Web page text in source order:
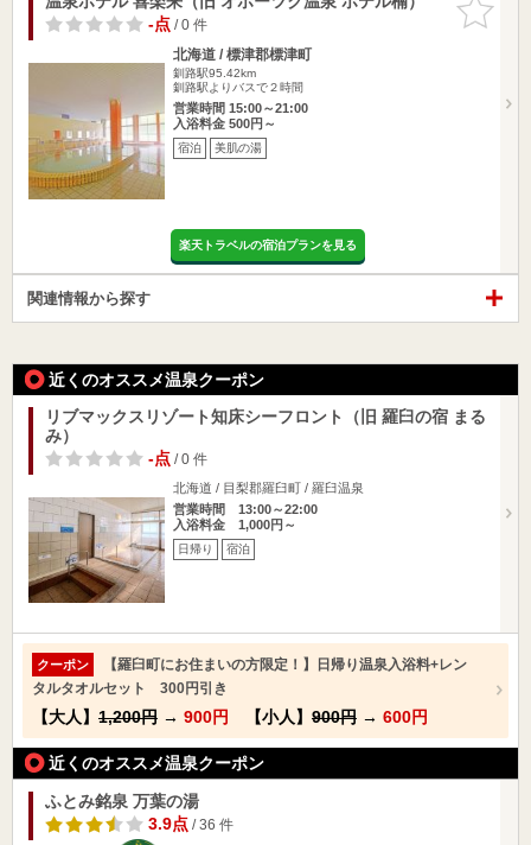
りに追加
-点/ 0 件
北海道 / 標津郡標津町
釧路駅95.42km
釧路駅よりバスで２時間
営業時間 15:00～21:00
入浴料金 500円～
宿泊 美肌の湯
楽天トラベルの宿泊プランを見る
関連情報から探す
近くのオススメ温泉クーポン
リブマックスリゾート知床シーフロント（旧 羅臼の宿 まる
み）
-点/ 0 件
北海道 / 目梨郡羅臼町 / 羅臼温泉
営業時間 13:00～22:00
入浴料金 1,000円～
日帰り 宿泊
クーポン
【羅臼町にお住まいの方限定！】日帰り温泉入浴料+レン
タルタオルセット 300円引き
【大人】 1,200円 → 900円 【小人】 900円 → 600円
近くのオススメ温泉クーポン
ふとみ銘泉 万葉の湯
3.9点/ 36 件